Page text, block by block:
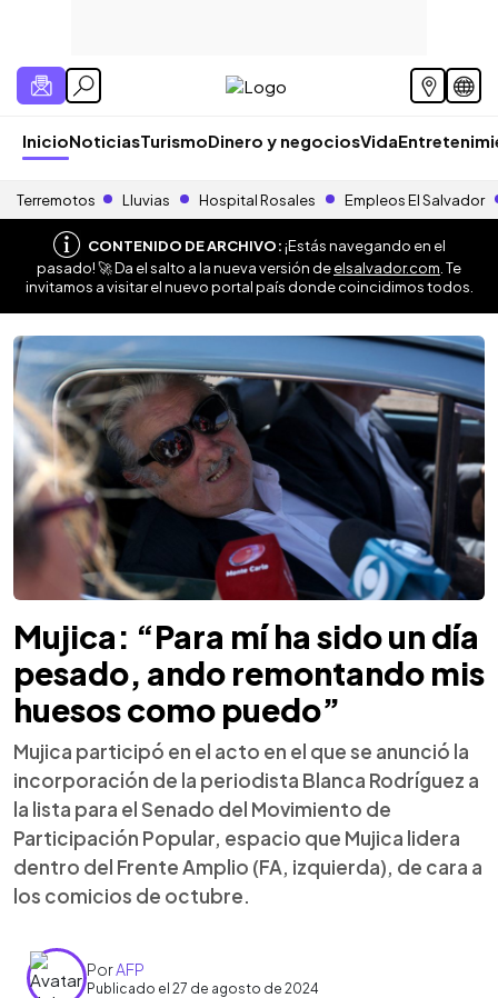
InicioNoticiasTurismoDinero y negociosVida
Terremotos Lluvias Hospital Rosales Empleos El Salvador
CONTENIDO DE ARCHIVO:¡Estás navegando en el
pasado! 🚀 Da el salto a la nueva versión deelsalvador.com . Te
invitamos a visitar el nuevo portal país donde coincidimos todos.
Mujica: “Para mí ha sido un día
pesado, ando remontando mis
huesos como puedo”
Mujica participó en el acto en el que se anunció la
incorporación de la periodista Blanca Rodríguez a
la lista para el Senado del Movimiento de
Participación Popular, espacio que Mujica lidera
dentro del Frente Amplio (FA, izquierda), de cara a
los comicios de octubre.
PorAFP
Publicado el 27 de agosto de 2024